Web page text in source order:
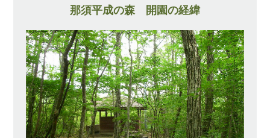
那須平成の森 開園の経緯